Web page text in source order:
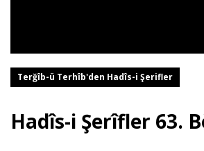
Terğîb-ü Terhîb'den Hadîs-i Şerifler
Hadîs-i Şerîfler 63.